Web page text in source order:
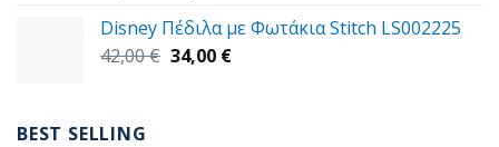
was:
37,00 €.
τιμή
είναι:
Disney Πέδιλα με Φωτάκια Stitch LS002225
42,00€ Original
34,00 €Η
BEST SELLING